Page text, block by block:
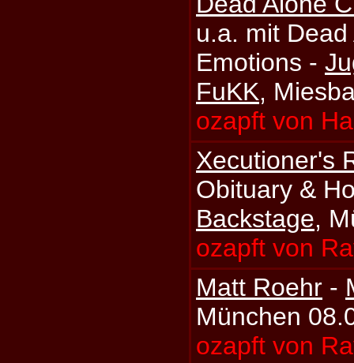
u.a. mit
Emotions -
FuKK,
ozapft von
Xecutioner's
Obituary &
Backstage,
ozapft von
Matt Roehr -
München
ozapft von